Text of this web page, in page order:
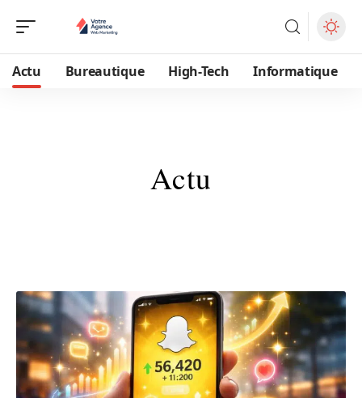
Actu Bureautique High-Tech Informatique
Actu